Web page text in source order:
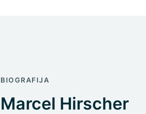
BIOGRAFIJA
Marcel Hirscher